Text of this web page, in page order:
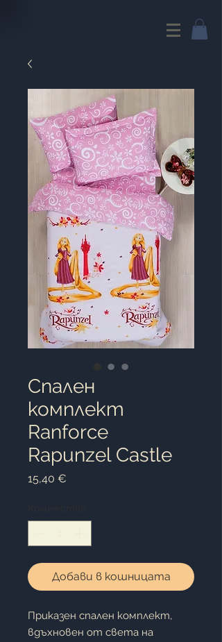
Спален
комплект
Ranforce
Rapunzel Castle
15,40 €
Добави в кошницата
Приказен спален комплект,
вдъхновен от света на